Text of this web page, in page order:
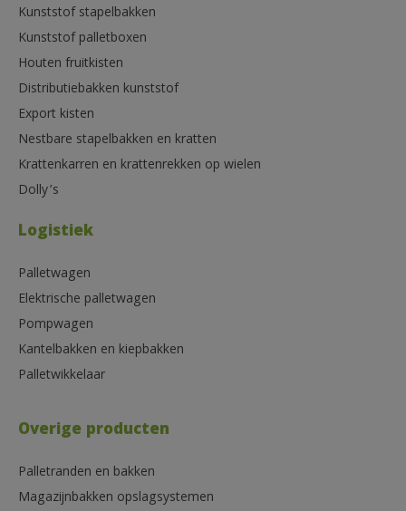
Kunststof stapelbakken
Kunststof palletboxen
Houten fruitkisten
Distributiebakken kunststof
Export kisten
Nestbare stapelbakken en kratten
Krattenkarren en krattenrekken op wielen
Dolly’s
Logistiek
Palletwagen
Elektrische palletwagen
Pompwagen
Kantelbakken en kiepbakken
Palletwikkelaar
Overige producten
Palletranden en bakken
Magazijnbakken opslagsystemen